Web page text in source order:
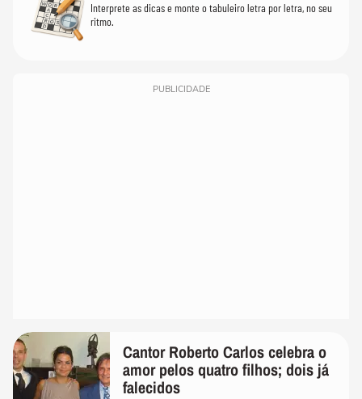
Interprete as dicas e monte o tabuleiro letra por letra, no seu
ritmo.
PUBLICIDADE
Cantor Roberto Carlos celebra o
amor pelos quatro filhos; dois já
falecidos